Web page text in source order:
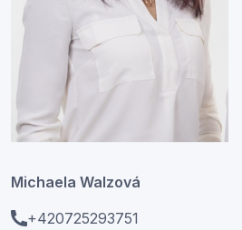
Michaela Walzová
+420725293751